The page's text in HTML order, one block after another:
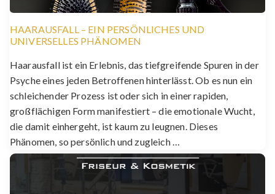
HAARAUSFALL – EIN PERSÖNLICHES UND
UNIVERSELLES PHÄNOMEN
Haarausfall ist ein Erlebnis, das tiefgreifende Spuren in der
Psyche eines jeden Betroffenen hinterlässt. Ob es nun ein
schleichender Prozess ist oder sich in einer rapiden,
großflächigen Form manifestiert – die emotionale Wucht,
die damit einhergeht, ist kaum zu leugnen. Dieses
Phänomen, so persönlich und zugleich …